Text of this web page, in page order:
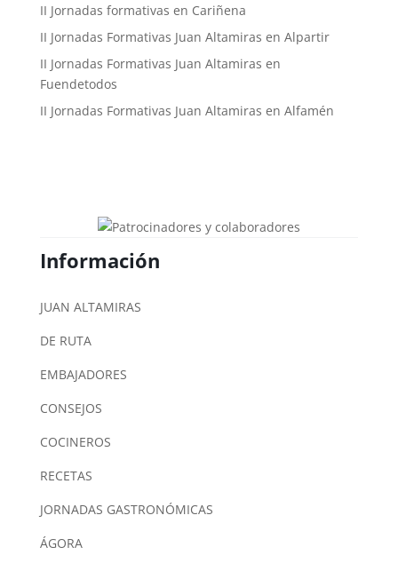
II Jornadas formativas en Cariñena
II Jornadas Formativas Juan Altamiras en Alpartir
II Jornadas Formativas Juan Altamiras en
Fuendetodos
II Jornadas Formativas Juan Altamiras en Alfamén
Información
JUAN ALTAMIRAS
DE RUTA
EMBAJADORES
CONSEJOS
COCINEROS
RECETAS
JORNADAS GASTRONÓMICAS
ÁGORA